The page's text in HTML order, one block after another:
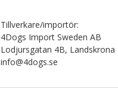
Tillverkare/importör:
4Dogs Import Sweden AB
Lodjursgatan 4B, Landskrona
info@4dogs.se